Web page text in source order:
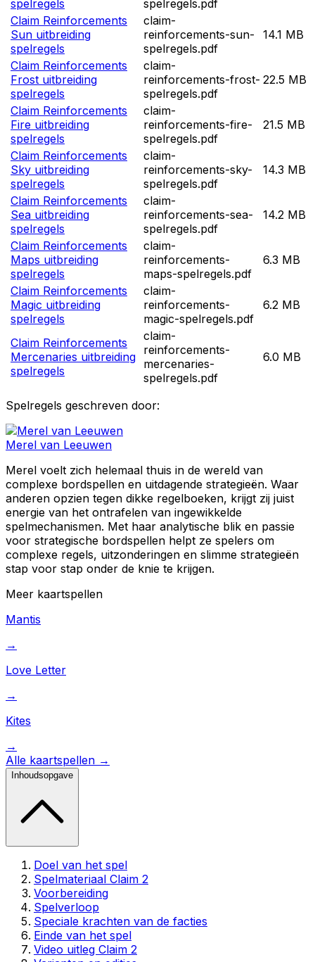
spelregels
spelregels.pdf
Claim Reinforcements
Sun uitbreiding
spelregels
claim-
reinforcements-sun-
spelregels.pdf
14.1 MB
Claim Reinforcements
Frost uitbreiding
spelregels
claim-
reinforcements-frost-
spelregels.pdf
22.5 MB
Claim Reinforcements
Fire uitbreiding
spelregels
claim-
reinforcements-fire-
spelregels.pdf
21.5 MB
Claim Reinforcements
Sky uitbreiding
spelregels
claim-
reinforcements-sky-
spelregels.pdf
14.3 MB
Claim Reinforcements
Sea uitbreiding
spelregels
claim-
reinforcements-sea-
spelregels.pdf
14.2 MB
Claim Reinforcements
Maps uitbreiding
spelregels
claim-
reinforcements-
maps-spelregels.pdf
6.3 MB
Claim Reinforcements
Magic uitbreiding
spelregels
claim-
reinforcements-
magic-spelregels.pdf
6.2 MB
Claim Reinforcements
Mercenaries uitbreiding
spelregels
claim-
reinforcements-
mercenaries-
spelregels.pdf
6.0 MB
Spelregels geschreven door:
Merel van Leeuwen
Merel voelt zich helemaal thuis in de wereld van
complexe bordspellen en uitdagende strategieën. Waar
anderen opzien tegen dikke regelboeken, krijgt zij juist
energie van het ontrafelen van ingewikkelde
spelmechanismen. Met haar analytische blik en passie
voor strategische bordspellen helpt ze spelers om
complexe regels, uitzonderingen en slimme strategieën
stap voor stap onder de knie te krijgen.
Meer kaartspellen
Mantis
→
Love Letter
→
Kites
→
Alle kaartspellen →
Inhoudsopgave
Doel van het spel
Spelmateriaal Claim 2
Voorbereiding
Spelverloop
Speciale krachten van de facties
Einde van het spel
Video uitleg Claim 2